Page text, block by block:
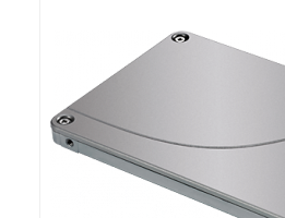
Таблети